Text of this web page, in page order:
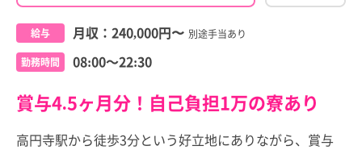
給与 月収： 240,000円〜 別途手当あり
勤務時間 08:00～22:30
賞与4.5ヶ月分！自己負担1万の寮あり
高円寺駅から徒歩3分という好立地にありながら、賞与